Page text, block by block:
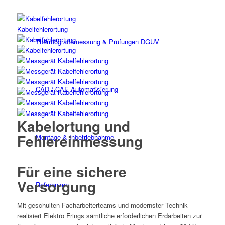
Thermografiemessung & Prüfungen DGUV
CAD / CAE Automatisierung
Montage & Inbetriebnahme
Referenzen
Kabelfehlerortung
Kabelortung und
Fehlereinmessung
Für eine sichere
Versorgung
Mit geschulten Facharbeiterteams und modernster Technik
realisiert Elektro Frings sämtliche erforderlichen Erdarbeiten zur